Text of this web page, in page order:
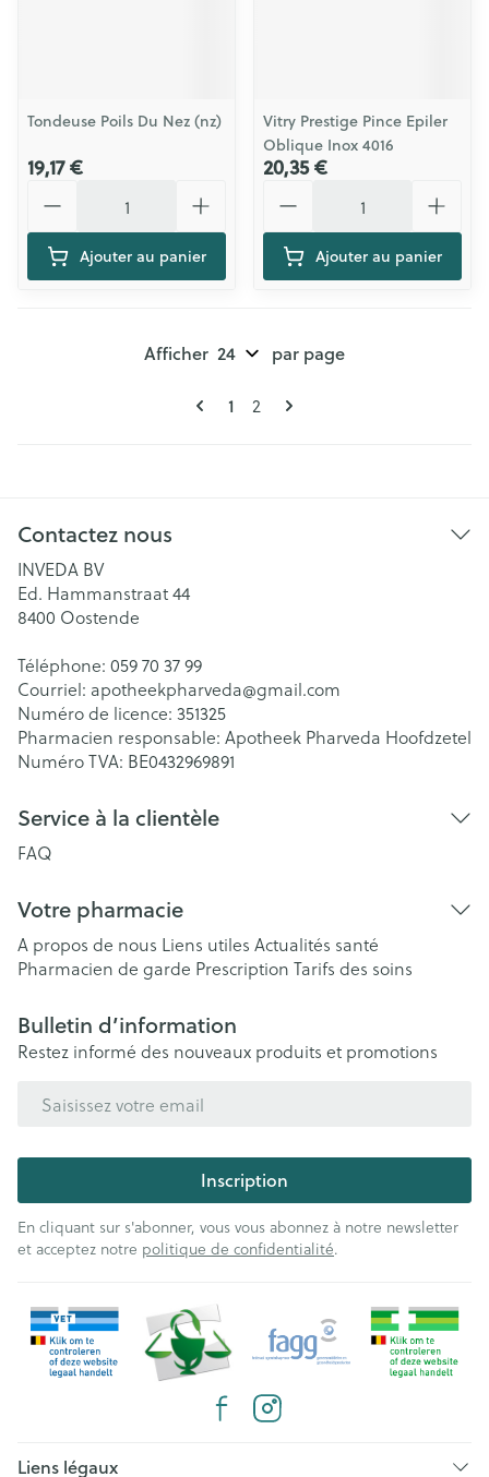
Tondeuse Poils Du Nez (nz)
19,17 €
Ajouter au panier
Vitry Prestige Pince Epiler
Oblique Inox 4016
20,35 €
Ajouter au panier
Pages
Vous lisez actuellement la page
1 Page
2
Afficher par page
Contactez nous
INVEDA BV
Ed. Hammanstraat 44
8400 Oostende
Téléphone: 059 70 37 99
Courriel: apotheekpharveda@gmail.com
Numéro de licence: 351325
Pharmacien responsable: Apotheek Pharveda Hoofdzetel
Numéro TVA: BE0432969891
Service à la clientèle
FAQ
Votre pharmacie
A propos de nous Liens utiles Actualités santé
Pharmacien de garde Prescription Tarifs des soins
Bulletin d’information
Restez informé des nouveaux produits et promotions
Inscription
En cliquant sur s'abonner, vous vous abonnez à notre newsletter
et acceptez notre politique de confidentialité.
Liens légaux